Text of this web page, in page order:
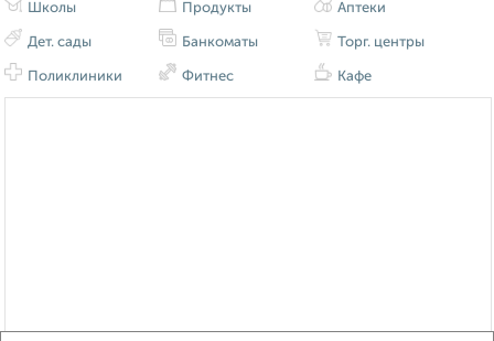
Школы
Дет. сады
Поликлиники
Продукты
Банкоматы
Фитнес
Аптеки
Торг. центры
Кафе